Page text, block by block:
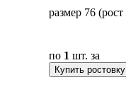
размер 76
по 1 шт. за
Купить ростовку